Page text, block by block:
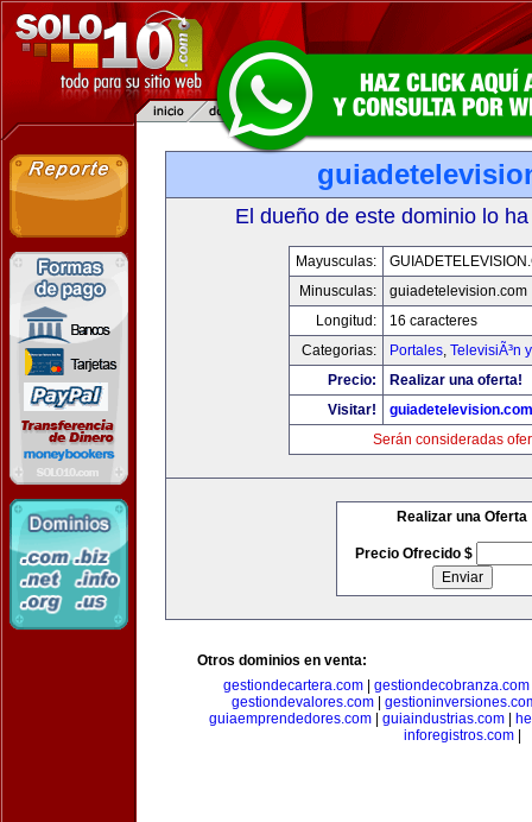
El dueño de este dominio lo
Mayusculas:
Minusculas:
guiadetelevision.com
Longitud:
16 caracteres
Categorias:
Portales, TelevisiÃ³n
Precio:
Realizar una oferta!
Visitar!
guiadetelevision.com
Serán consideradas
Realizar una Oferta
Precio Ofrecido $
Otros dominios en venta:
gestiondecartera.com| gestiondecobranza.com
gestiondevalores.com|
guiaemprendedores.com
guiaindustrias.com
inforegistros.com|